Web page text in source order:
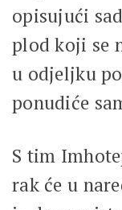
opisujući
plod koji se
u odjeljku
ponudiće
S tim
rak će u